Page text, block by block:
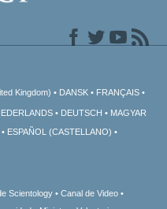
Kingdom) DANSK FRANÇAIS
DEUTSCH
MAGYAR
ESPAÑOL (CASTELLANO)
Scientology
Canal de Video